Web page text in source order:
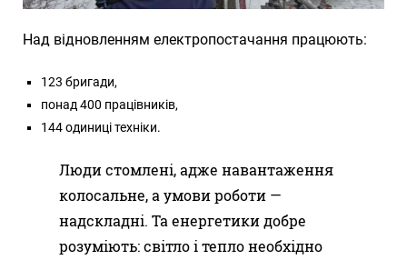
Над відновленням електропостачання працюють:
123 бригади,
понад 400 працівників,
144 одиниці техніки.
Люди стомлені, адже навантаження
колосальне, а умови роботи —
надскладні. Та енергетики добре
розуміють: світло і тепло необхідно